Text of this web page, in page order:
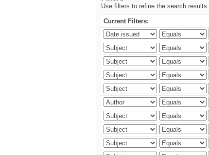
Use filters to refine the search results.
Current Filters: